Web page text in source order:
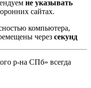
не указывать
сайтах.
компьютера,
через секунд
р-на СПб» всегда